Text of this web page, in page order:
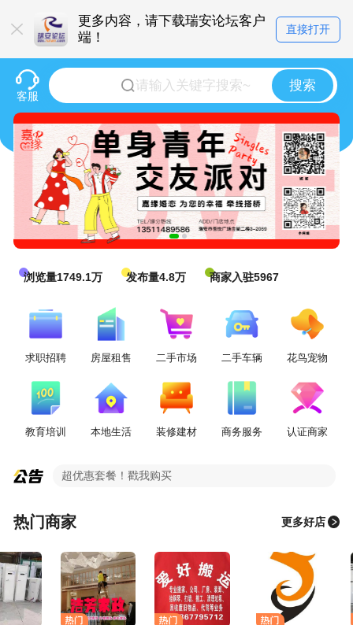
更多内容，请下载瑞安论坛客户
端！
直接打开
客服
搜索
浏览量1749.1万 发布量4.8万 商家入驻5967
求职招聘 房屋租售 二手市场 二手车辆 花鸟宠物
教育培训 本地生活 装修建材 商务服务 认证商家
分类信息客服微信号：rafenlei
热门商家 更多好店